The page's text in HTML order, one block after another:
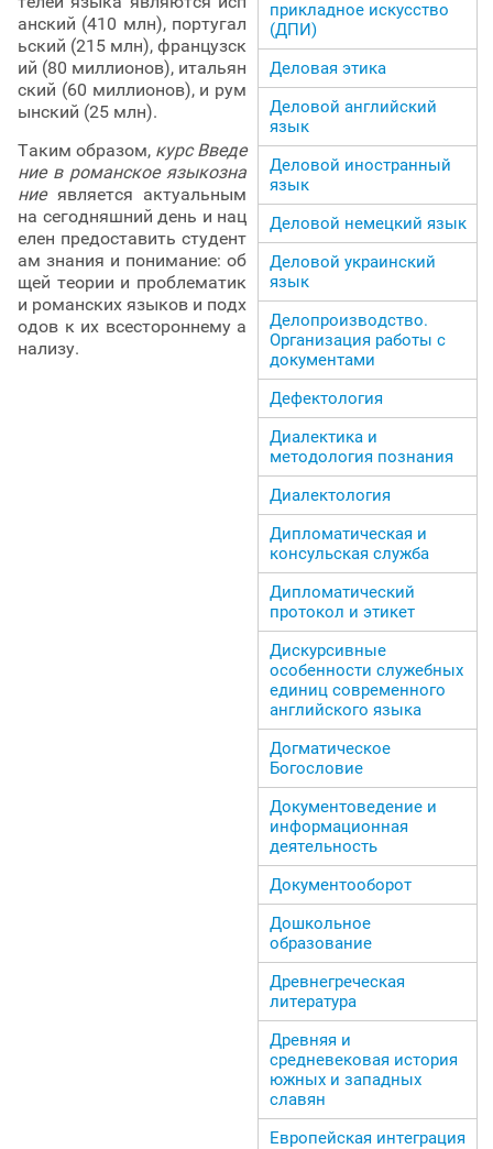
анский (410 млн), португал
ьский (215 млн), французск
ий (80 миллионов), итальян
ский (60 миллионов), и рум
ынский (25 млн).
Таким образом, курс Введе
ние в романское языкозна
ниеявляется актуальным
на сегодняшний день и нац
елен предоставить студент
ам знания и понимание: об
щей теории и проблематик
и романских языков и подх
одов к их всестороннему а
нализу.
прикладное искусство
(ДПИ)
Деловая этика
Деловой английский
язык
Деловой иностранный
язык
Деловой немецкий язык
Деловой украинский
язык
Делопроизводство.
Организация работы с
документами
Дефектология
Диалектика и
методология познания
Диалектология
Дипломатическая и
консульская служба
Дипломатический
протокол и этикет
Дискурсивные
особенности служебных
единиц современного
английского языка
Догматическое
Богословие
Документоведение и
информационная
деятельность
Документооборот
Дошкольное
образование
Древнегреческая
литература
Древняя и
средневековая история
южных и западных
славян
Европейская интеграция